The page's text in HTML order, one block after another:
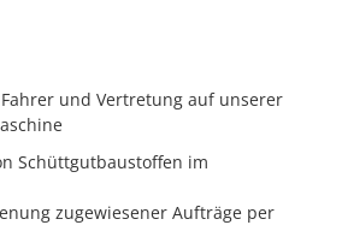
und Vertretung auf unserer
Schüttgutbaustoffen im
zugewiesener Aufträge per